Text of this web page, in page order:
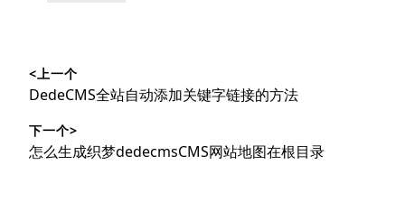
章
导
航
<上一个
上
文
章：
DedeCMS全站自动添加关键字链接的方法
下一个>
下
怎么生成织梦dedecmsCMS网站地图在根目录